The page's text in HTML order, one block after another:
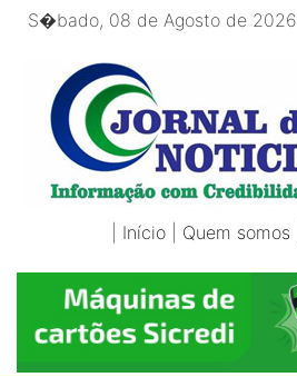
S�bado, 08 de Agosto de 2026
Início Quem somos